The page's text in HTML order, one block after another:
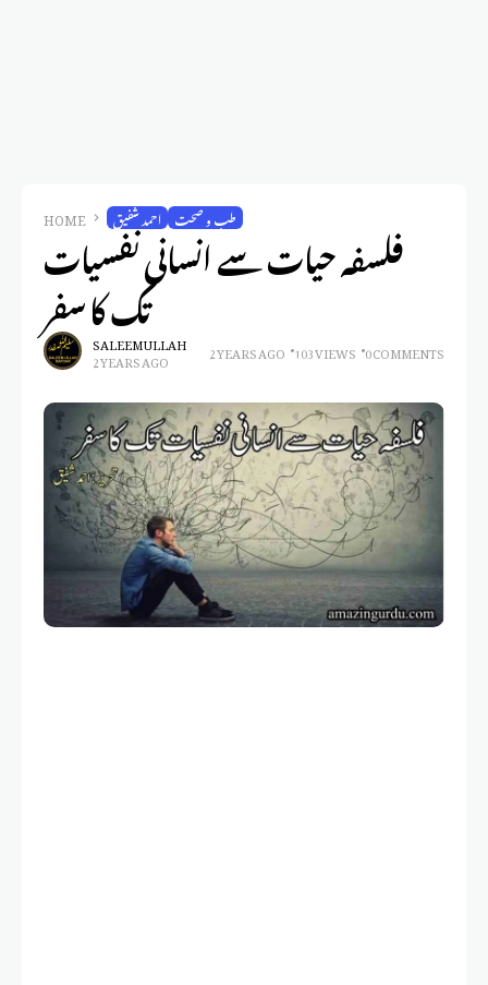
HOME احمد شفیق طب و صحت
فلسفہ حیات سے انسانی نفسیات
تک کا سفر
SALEEM ULLAH
2 YEARS AGO 2 YEARS AGO 103 VIEWS 0 COMMENTS